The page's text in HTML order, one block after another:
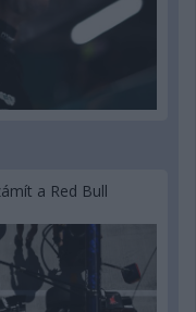
a Red Bull